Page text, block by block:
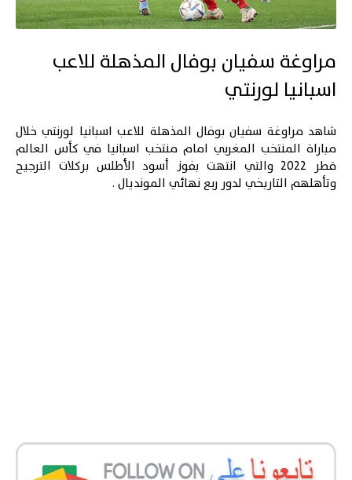
مراوغة سفيان بوفال المذهلة للاعب
اسبانيا لورنتي
شاهد مراوغة سفيان بوفال المذهلة للاعب اسبانيا لورنتي خلال
مباراة المنتخب المغربي امام منتخب اسبانيا في كأس العالم
قطر 2022 والتي انتهت بفوز أسود الأطلس بركلات الترجيح
وتأهلهم التاريخي لدور ربع نهائي المونديال .